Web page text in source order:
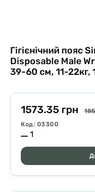
Гігієнічний пояс
Disposable Male
39-60 см, 11-22кг,
1573.35 грн
Код: 03300